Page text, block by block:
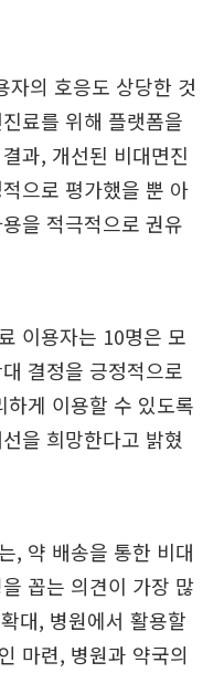
자의 호응도 상당한 것
료를 위해 플랫폼을
과, 개선된 비대면진
으로 평가했을 뿐 아
을 적극적으로 권유
이용자는 10명은 모
결정을 긍정적으로
게 이용할 수 있도록
을 희망한다고 밝혔
, 약 배송을 통한 비대
꼽는 의견이 가장 많
대, 병원에서 활용할
마련, 병원과 약국의